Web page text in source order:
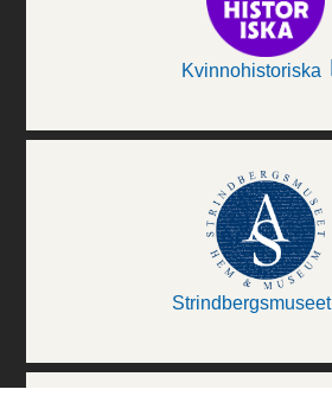
Kvinnohistoriska
Strindbergsmuseet